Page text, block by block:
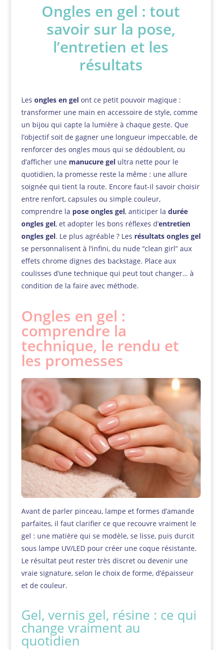
Ongles en gel : tout
savoir sur la pose,
l’entretien et les
résultats
Les ongles en gelont ce petit pouvoir magique :
transformer une main en accessoire de style, comme
un bijou qui capte la lumière à chaque geste. Que
l’objectif soit de gagner une longueur impeccable, de
renforcer des ongles mous qui se dédoublent, ou
d’afficher une manucure gelultra nette pour le
quotidien, la promesse reste la même : une allure
soignée qui tient la route. Encore faut-il savoir choisir
entre renfort, capsules ou simple couleur,
comprendre la pose ongles gel, anticiper la durée
ongles gel, et adopter les bons réflexes d’entretien
ongles gel. Le plus agréable ? Les résultats ongles gel
se personnalisent à l’infini, du nude “clean girl” aux
effets chrome dignes des backstage. Place aux
coulisses d’une technique qui peut tout changer… à
condition de la faire avec méthode.
Ongles en gel :
comprendre la
technique, le rendu et
les promesses
Avant de parler pinceau, lampe et formes d’amande
parfaites, il faut clarifier ce que recouvre vraiment le
gel : une matière qui se modèle, se lisse, puis durcit
sous lampe UV/LED pour créer une coque résistante.
Le résultat peut rester très discret ou devenir une
vraie signature, selon le choix de forme, d’épaisseur
et de couleur.
Gel, vernis gel, résine : ce qui
change vraiment au
quotidien